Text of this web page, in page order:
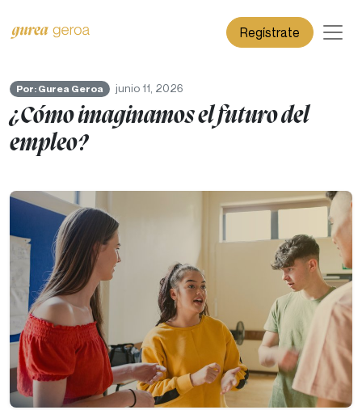
Regístrate
Por: Gurea Geroa junio 11, 2026
¿Cómo imaginamos el futuro del
empleo?